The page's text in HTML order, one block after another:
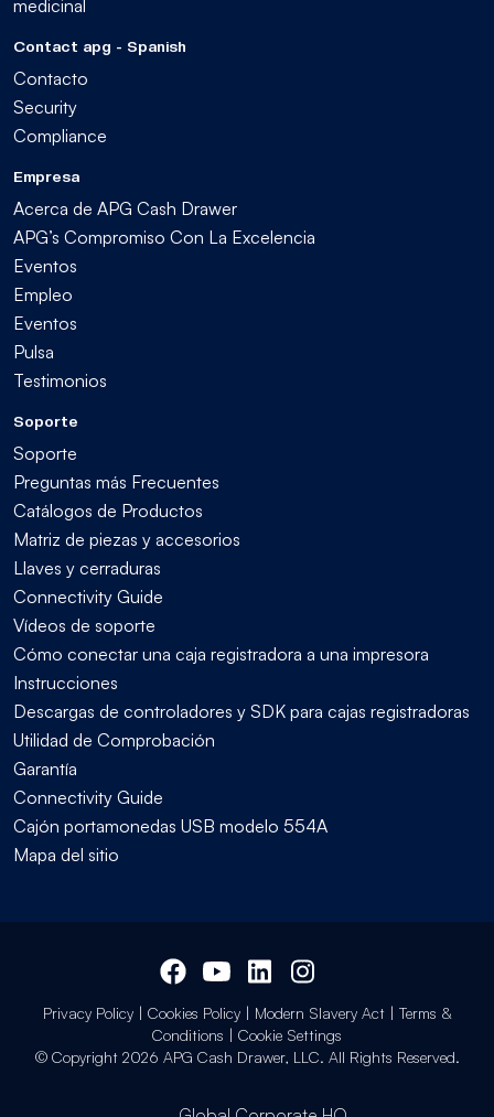
medicinal
Contact apg - Spanish
Contacto
Security
Compliance
Empresa
Acerca de APG Cash Drawer
APG’s Compromiso Con La Excelencia
Eventos
Empleo
Eventos
Pulsa
Testimonios
Soporte
Soporte
Preguntas más Frecuentes
Catálogos de Productos
Matriz de piezas y accesorios
Llaves y cerraduras
Connectivity Guide
Vídeos de soporte
Cómo conectar una caja registradora a una impresora
Instrucciones
Descargas de controladores y SDK para cajas registradoras
Utilidad de Comprobación
Garantía
Connectivity Guide
Cajón portamonedas USB modelo 554A
Mapa del sitio
Privacy Policy| Cookies Policy| Modern Slavery Act| Terms &
Conditions | Cookie Settings
© Copyright 2026 APG Cash Drawer, LLC. All Rights Reserved.